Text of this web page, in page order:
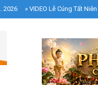
2026 » VIDEO Lễ Cúng Tất